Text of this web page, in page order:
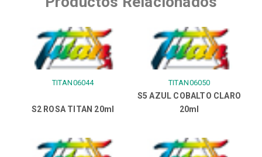
TITAN06044
S2 ROSA TITAN 20ml
TITAN06050
S5 AZUL COBALTO CLARO
20ml